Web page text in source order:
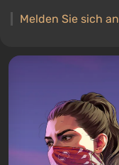
Melden Sie sich an